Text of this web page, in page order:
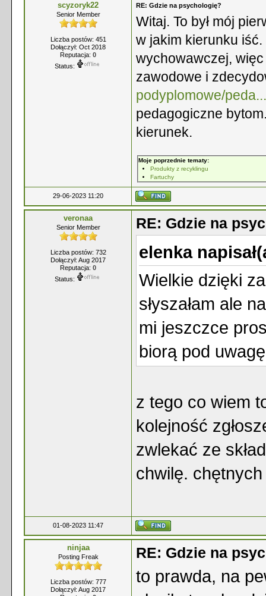
scyzoryk22
Senior Member
Liczba postów: 451
Dołączył: Oct 2018
Reputacja: 0
Status:
RE: Gdzie na psychologię?
Witaj. To był mój
w jakim kierunku
wychowawczej,
zawodowe i
podyplomowe/
pedagogiczne
kierunek.
Moje poprzednie tematy:
Produkty z recyklingu
Fartuchy
29-06-2023 11:20
veronaa
Senior Member
Liczba postów: 732
Dołączył: Aug 2017
Reputacja: 0
Status:
RE: Gdzie na
elenka
Wielkie dzięki
słyszałam ale
mi jeszczce
biorą pod
z tego co wiem
kolejność
zwlekać ze
chwilę.
01-08-2023 11:47
ninjaa
Posting Freak
Liczba postów: 777
Dołączył: Aug 2017
RE: Gdzie na
to prawda, na